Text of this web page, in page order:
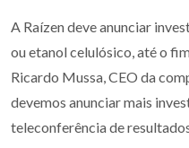
A Raízen deve anunciar
ou etanol celulósico, até o
Ricardo Mussa, CEO da
devemos anunciar mais
teleconferência de